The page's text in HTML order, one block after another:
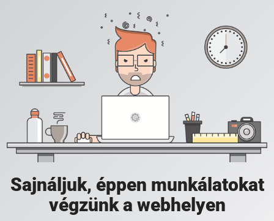
Sajnáljuk, éppen munkálatokat
végzünk a webhelyen